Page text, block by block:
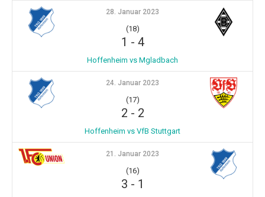
28. Januar 2023
(18)
1 - 4
Hoffenheim vs Mgladbach
24. Januar 2023
(17)
2 - 2
Hoffenheim vs VfB Stuttgart
21. Januar 2023
(16)
3 - 1